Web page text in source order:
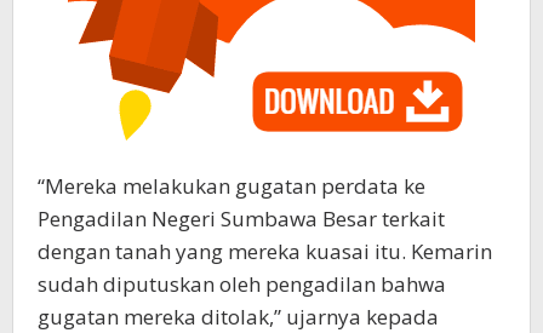
“Mereka melakukan gugatan perdata ke
Pengadilan Negeri Sumbawa Besar terkait
dengan tanah yang mereka kuasai itu. Kemarin
sudah diputuskan oleh pengadilan bahwa
gugatan mereka ditolak,” ujarnya kepada